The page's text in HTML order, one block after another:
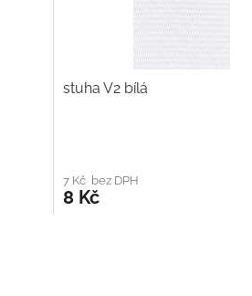
stuha V2 bílá
7 Kč bez DPH
8 Kč